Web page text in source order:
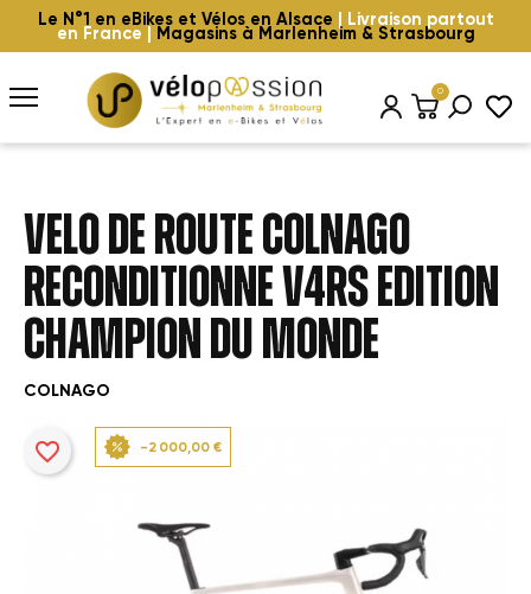
Le N°1 en eBikes et Vélos en Alsace | Livraison partout
en France | Magasins à Marlenheim & Strasbourg
0
VELO DE ROUTE COLNAGO
RECONDITIONNE V4RS EDITION
CHAMPION DU MONDE
COLNAGO
favorite_border -2 000,00 €